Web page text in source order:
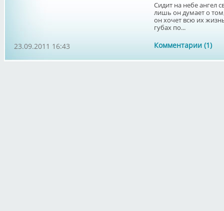
Сидит на небе ангел
лишь он думает о
он хочет всю их
губах по...
Комментарии (1)
23.09.2011 16:43